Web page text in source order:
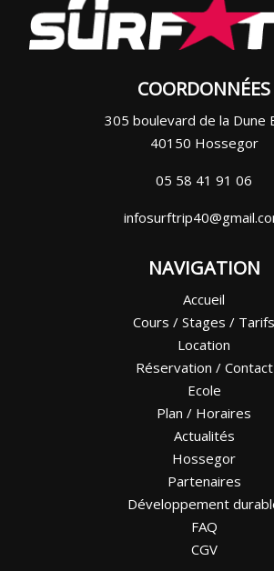
COORDONNÉES
305 boulevard de la Dune
40150 Hossegor
05 58 41 91 06
NAVIGATION
Accueil
Cours / Stages / Tarifs
Location
Réservation / Contact
Ecole
Plan / Horaires
Actualités
Hossegor
Partenaires
Développement
FAQ
CGV